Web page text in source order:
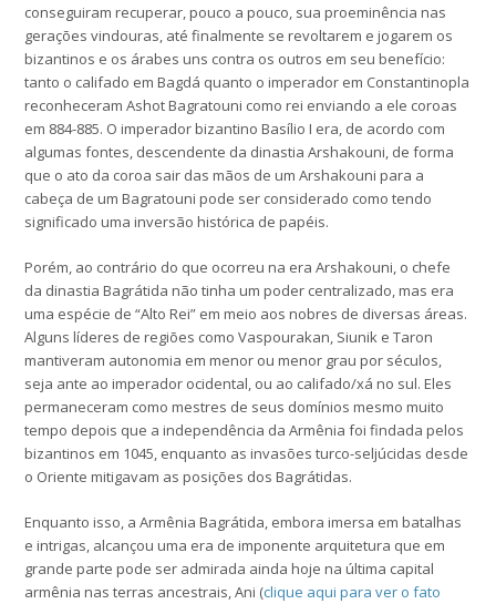
conseguiram recuperar, pouco a pouco, sua proeminência nas
gerações vindouras, até finalmente se revoltarem e jogarem os
bizantinos e os árabes uns contra os outros em seu benefício:
tanto o califado em Bagdá quanto o imperador em Constantinopla
reconheceram Ashot Bagratouni como rei enviando a ele coroas
em 884-885. O imperador bizantino Basílio I era, de acordo com
algumas fontes, descendente da dinastia Arshakouni, de forma
que o ato da coroa sair das mãos de um Arshakouni para a
cabeça de um Bagratouni pode ser considerado como tendo
significado uma inversão histórica de papéis.
Porém, ao contrário do que ocorreu na era Arshakouni, o chefe
da dinastia Bagrátida não tinha um poder centralizado, mas era
uma espécie de “Alto Rei” em meio aos nobres de diversas áreas.
Alguns líderes de regiões como Vaspourakan, Siunik e Taron
mantiveram autonomia em menor ou menor grau por séculos,
seja ante ao imperador ocidental, ou ao califado/xá no sul. Eles
permaneceram como mestres de seus domínios mesmo muito
tempo depois que a independência da Armênia foi findada pelos
bizantinos em 1045, enquanto as invasões turco-seljúcidas desde
o Oriente mitigavam as posições dos Bagrátidas.
Enquanto isso, a Armênia Bagrátida, embora imersa em batalhas
e intrigas, alcançou uma era de imponente arquitetura que em
grande parte pode ser admirada ainda hoje na última capital
armênia nas terras ancestrais, Ani (clique aqui para ver o fato